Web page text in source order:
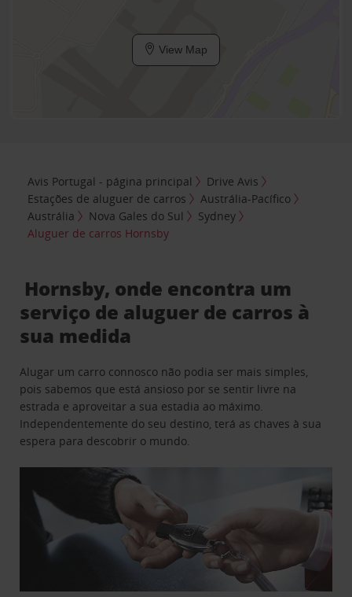
View Map
Avis Portugal - página principal
Drive Avis
Estações de aluguer de carros
Austrália-Pacífico
Austrália
Nova Gales do Sul
Sydney
Aluguer de carros Hornsby
Hornsby, onde encontra um
serviço de aluguer de carros à
sua medida
Alugar um carro connosco não podia ser mais simples,
pois sabemos que está ansioso por se sentir livre na
estrada e aproveitar a sua estadia ao máximo.
Independentemente do seu destino, terá as chaves à sua
espera para descobrir o mundo.